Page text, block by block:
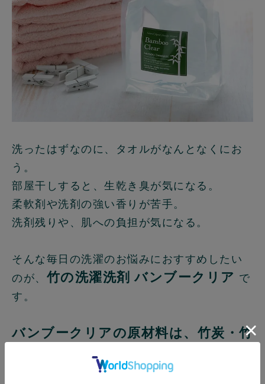
洗ったはずなのに、タオルがなんとなくにお
う。
部屋干しすると、生乾き臭が気になる。
柔軟剤や洗剤の強い香りが苦手。
洗剤残りや、肌への負担が気になる。
そんな毎日の洗濯のお悩みにおすすめしたい
のが、 竹の洗濯洗剤 バンブークリア で
す。
バンブークリアの原材料は、竹炭・竹